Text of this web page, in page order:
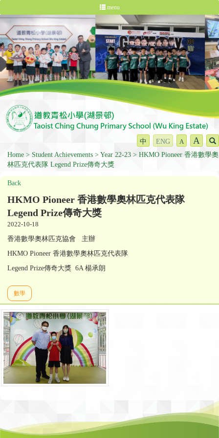
menu
中 ENG A A
Home Student Achievements Year 22-23
HKMO Pioneer 香港數學奧
林匹克代表隊 Legend Prize傳奇大獎
Back
HKMO Pioneer 香港數學奧林匹克代表隊
Legend Prize傳奇大獎
2022-10-18
香港數學奧林匹克協會 主辦
HKMO Pioneer 香港數學奧林匹克代表隊
Legend Prize傳奇大獎 6A 楊承朗
數學